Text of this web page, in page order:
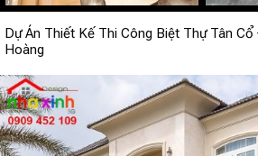
Dự Án Thiết Kế Thi Công Biệt Thự Tân
Hoàng